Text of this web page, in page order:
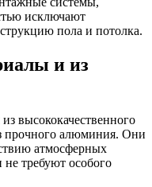
исключают
пола и потолка.
и из
высококачественного
прочного алюминия. Они
атмосферных
требуют особого